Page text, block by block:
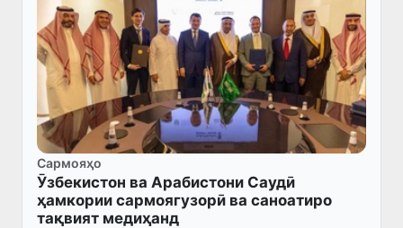
Сармояҳо
Ӯзбекистон ва Арабистони Саудӣ
ҳамкории сармоягузорӣ ва саноатиро
тақвият медиҳанд